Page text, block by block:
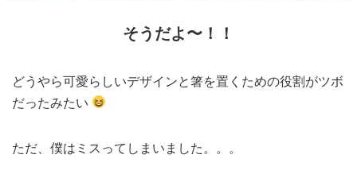
そうだよ〜！！
どうやら可愛らしいデザインと箸を置くための役割がツボ
だったみたい
ただ、僕はミスってしまいました。。。